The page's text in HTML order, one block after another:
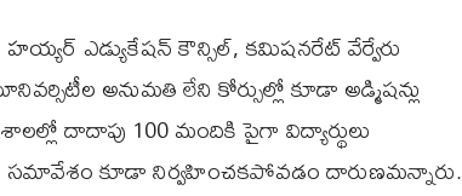
ఎడ్యుకేషన్ కౌన్సిల్, కమిషనరేట్ వేర్వేరు
అనుమతి లేని కోర్సుల్లో కూడా అడ్మిషన్లు
దాదాపు 100 మందికి పైగా విద్యార్థులు
సమావేశం కూడా నిర్వహించకపోవడం దారుణమన్నారు.